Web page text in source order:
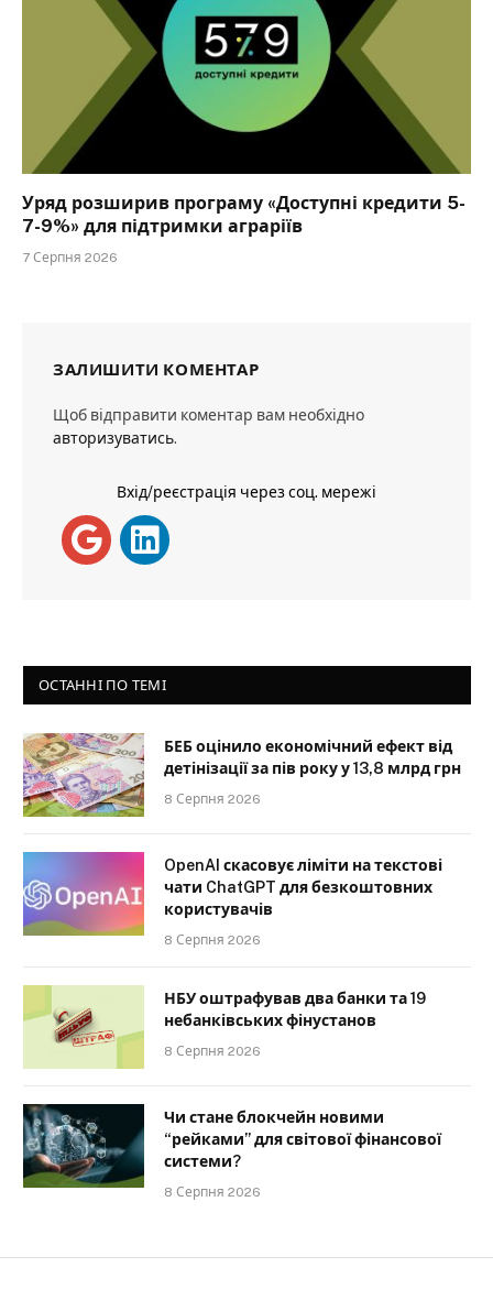
Уряд розширив програму «Доступні кредити 5-
7-9%» для підтримки аграріїв
7 Серпня 2026
ЗАЛИШИТИ КОМЕНТАР
Щоб відправити коментар вам необхідно
авторизуватись.
Вхід/реєстрація через соц. мережі
ОСТАННІ ПО ТЕМІ
БЕБ оцінило економічний ефект від
детінізації за пів року у 13,8 млрд грн
8 Серпня 2026
OpenAI скасовує ліміти на текстові
чати ChatGPT для безкоштовних
користувачів
8 Серпня 2026
НБУ оштрафував два банки та 19
небанківських фінустанов
8 Серпня 2026
Чи стане блокчейн новими
“рейками” для світової фінансової
системи?
8 Серпня 2026